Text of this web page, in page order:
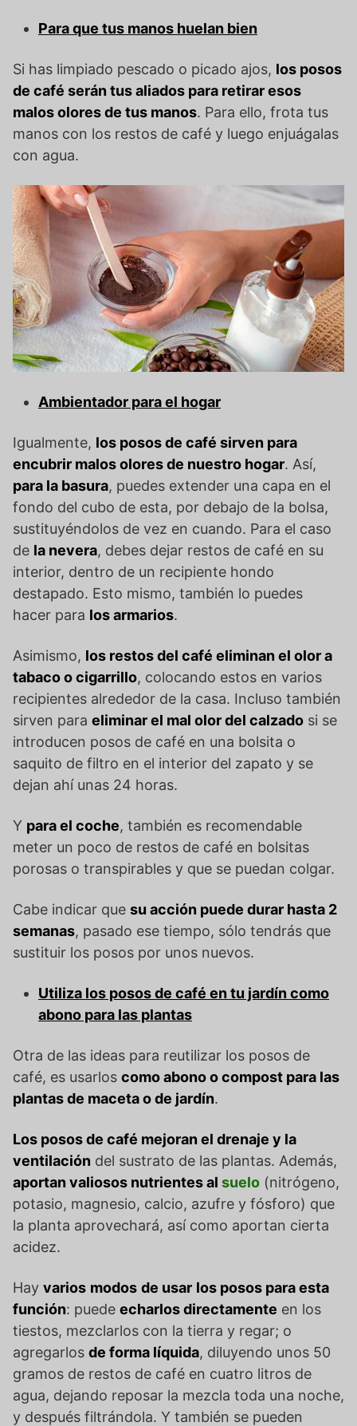
Para que tus manos huelan bien
Si has limpiado pescado o picado ajos, los posos
de café serán tus aliados para retirar esos
malos olores de tus manos. Para ello, frota tus
manos con los restos de café y luego enjuágalas
con agua.
Ambientador para el hogar
Igualmente, los posos de café sirven para
encubrir malos olores de nuestro hogar. Así,
para la basura, puedes extender una capa en el
fondo del cubo de esta, por debajo de la bolsa,
sustituyéndolos de vez en cuando. Para el caso
de la nevera, debes dejar restos de café en su
interior, dentro de un recipiente hondo
destapado. Esto mismo, también lo puedes
hacer para los armarios.
Asimismo, los restos del café eliminan el olor a
tabaco o cigarrillo, colocando estos en varios
recipientes alrededor de la casa. Incluso también
sirven para eliminar el mal olor del calzado si se
introducen posos de café en una bolsita o
saquito de filtro en el interior del zapato y se
dejan ahí unas 24 horas.
Y para el coche, también es recomendable
meter un poco de restos de café en bolsitas
porosas o transpirables y que se puedan colgar.
Cabe indicar que su acción puede durar hasta 2
semanas, pasado ese tiempo, sólo tendrás que
sustituir los posos por unos nuevos.
Utiliza los posos de café en tu jardín como
abono para las plantas
Otra de las ideas para reutilizar los posos de
café, es usarlos como abono o compost para las
plantas de maceta o de jardín.
Los posos de café mejoran el drenaje y la
ventilación del sustrato de las plantas. Además,
aportan valiosos nutrientes al suelo (nitrógeno,
potasio, magnesio, calcio, azufre y fósforo) que
la planta aprovechará, así como aportan cierta
acidez.
Hay varios modos de usar los posos para esta
función: puede echarlos directamente en los
tiestos, mezclarlos con la tierra y regar; o
agregarlos de forma líquida, diluyendo unos 50
gramos de restos de café en cuatro litros de
agua, dejando reposar la mezcla toda una noche,
y después filtrándola. Y también se pueden